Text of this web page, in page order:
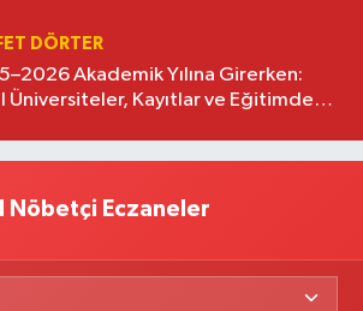
DÖRTER
Akademik Yılına Girerken:
Üniversiteler, Kayıtlar ve Eğitimde
Nöbetçi Eczaneler